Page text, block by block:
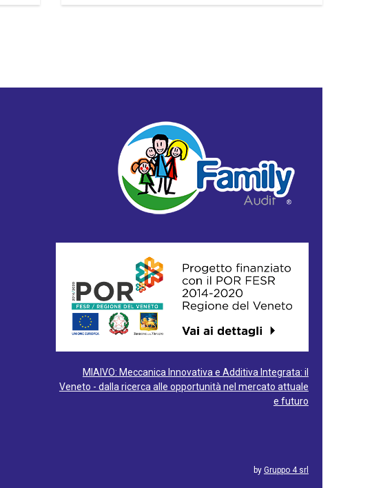
MIAIVO: Meccanica Innovativa e Additiva Integrata: il
Veneto - dalla ricerca alle opportunità nel mercato attuale
e futuro
by Gruppo 4 srl